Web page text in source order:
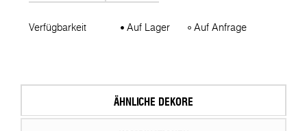
Verfügbarkeit Auf Lager Auf Anfrage
ÄHNLICHE DEKORE